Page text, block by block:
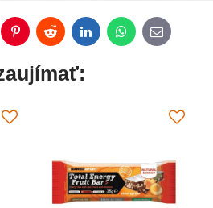
PinterestReddit LinkedInWhatsApp
E-
mail